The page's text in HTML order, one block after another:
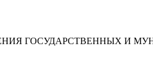
ГОСУДАРСТВЕННЫХ И